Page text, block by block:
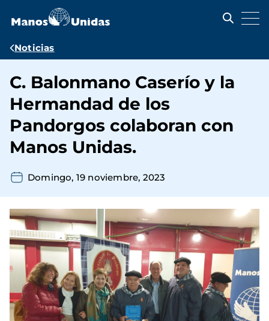
contenido
Ruta
navegación
Noticias
C. Balonmano Caserío y la
Hermandad de los
Pandorgos colaboran con
Manos Unidas.
Domingo, 19 noviembre, 2023